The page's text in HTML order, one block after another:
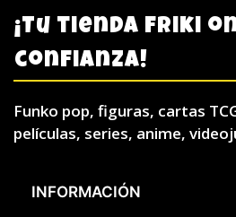
¡Tu tienda friki
confianza!
Funko pop, figuras, cartas
películas, series, anime,
INFORMACIÓN